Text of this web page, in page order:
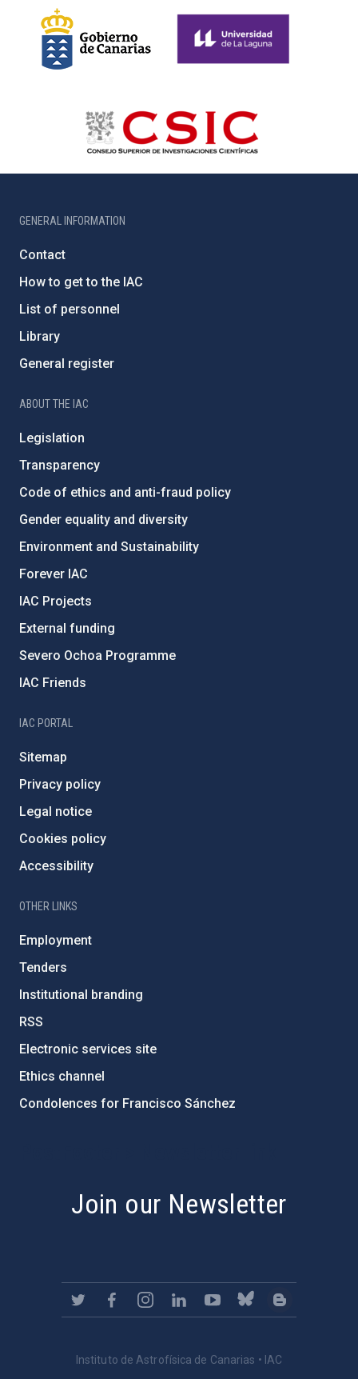
GENERAL INFORMATION
Contact
How to get to the IAC
List of personnel
Library
General register
ABOUT THE IAC
Legislation
Transparency
Code of ethics and anti-fraud policy
Gender equality and diversity
Environment and Sustainability
Forever IAC
IAC Projects
External funding
Severo Ochoa Programme
IAC Friends
IAC PORTAL
Sitemap
Privacy policy
Legal notice
Cookies policy
Accessibility
OTHER LINKS
Employment
Tenders
Institutional branding
RSS
Electronic services site
Ethics channel
Condolences for Francisco Sánchez
Join our Newsletter
Instituto de Astrofísica de Canarias • IAC